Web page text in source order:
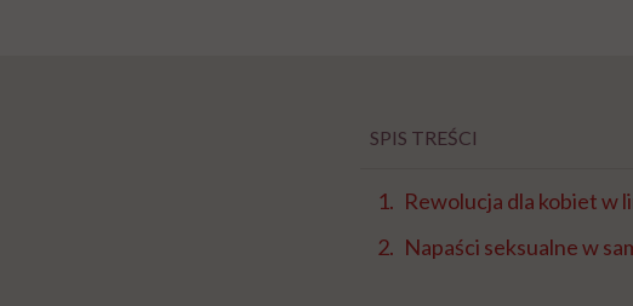
SPIS TREŚCI
Rewolucja dla kobiet w
Napaści seksualne w